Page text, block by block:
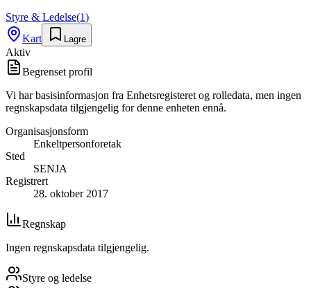
Styre & Ledelse(1)
Kart
Lagre
Aktiv
Begrenset profil
Vi har basisinformasjon fra Enhetsregisteret og rolledata, men ingen
regnskapsdata tilgjengelig for denne enheten ennå.
Organisasjonsform
Enkeltpersonforetak
Sted
SENJA
Registrert
28. oktober 2017
Regnskap
Ingen regnskapsdata tilgjengelig.
Styre og ledelse